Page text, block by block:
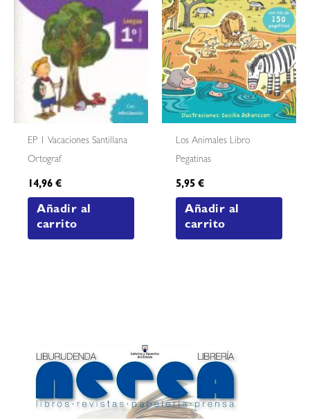
EP 1 Vacaciones Santillana
Ortograf
14,96€
Añadir al
carrito
Los Animales Libro
Pegatinas
5,95€
Añadir al
carrito